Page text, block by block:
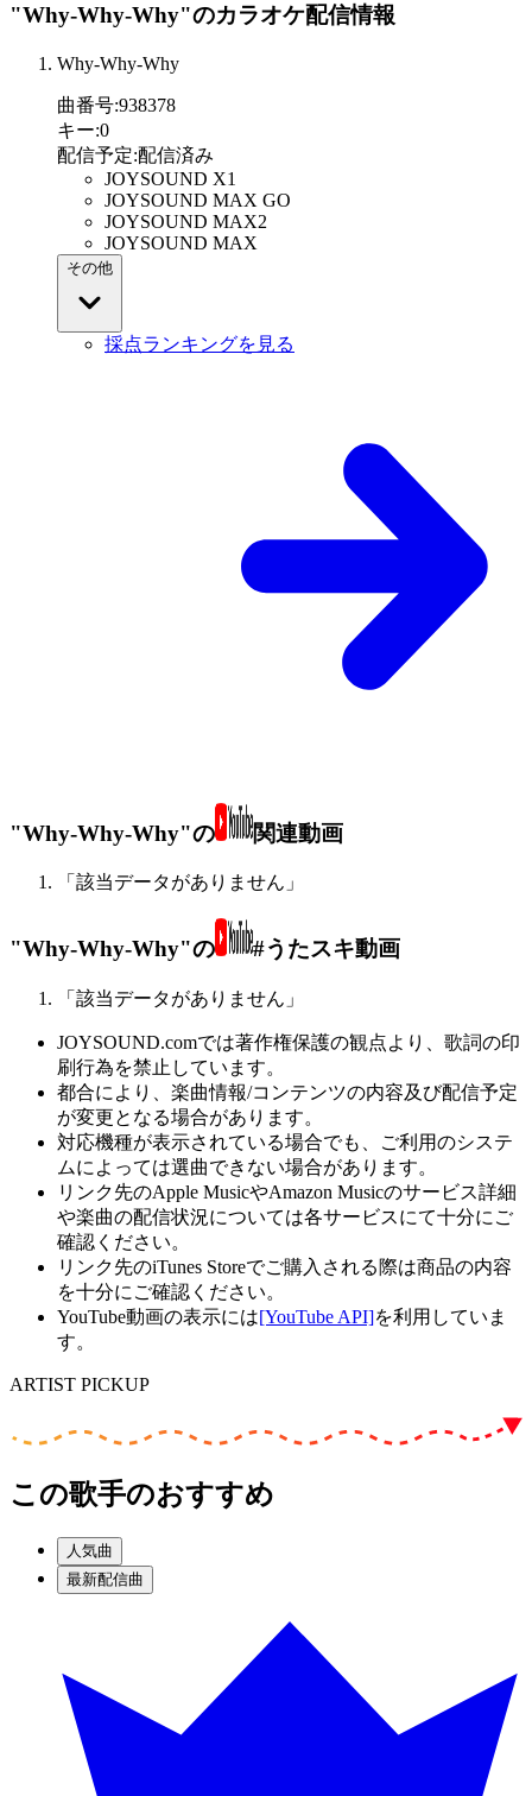
"Why-Why-Why"のカラオケ配信情報
Why-Why-Why
曲番号:938378
キー:0
配信予定:配信済み
JOYSOUND X1
JOYSOUND MAX GO
JOYSOUND MAX2
JOYSOUND MAX
その他
採点ランキングを見る
"Why-Why-Why"の 関連動画
「該当データがありません」
"Why-Why-Why"の #うたスキ動画
「該当データがありません」
JOYSOUND.comでは著作権保護の観点より、歌詞の印
刷行為を禁止しています。
都合により、楽曲情報/コンテンツの内容及び配信予定
が変更となる場合があります。
対応機種が表示されている場合でも、ご利用のシステ
ムによっては選曲できない場合があります。
リンク先のApple MusicやAmazon Musicのサービス詳細
や楽曲の配信状況については各サービスにて十分にご
確認ください。
リンク先のiTunes Storeでご購入される際は商品の内容
を十分にご確認ください。
YouTube動画の表示には[YouTube API]を利用していま
す。
ARTIST PICKUP
この歌手のおすすめ
人気曲
最新配信曲